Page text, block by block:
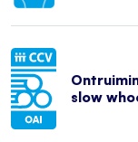
slow